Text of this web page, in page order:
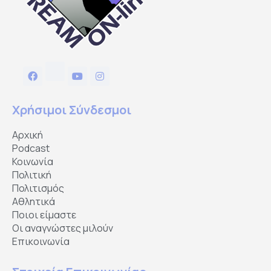
Χρήσιμοι Σύνδεσμοι
Αρχική
Podcast
Κοινωνία
Πολιτική
Πολιτισμός
Αθλητικά
Ποιοι είμαστε
Οι αναγνώστες μιλούν
Επικοινωνία